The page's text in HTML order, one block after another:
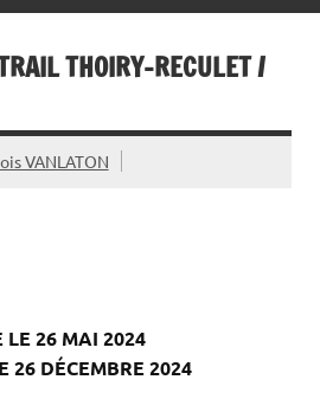
THOIRY-RECULET /
VANLATON
LE 26 MAI 2024
26 DÉCEMBRE 2024